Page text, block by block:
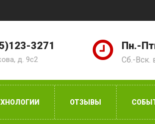
3271
д. 9с2
Пн.-
Сб.-Вск.
ОТЗЫВЫ